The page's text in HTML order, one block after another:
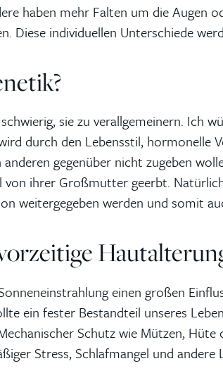
haben mehr Falten um die Augen
Diese individuellen Unterschiede
sie zu verallgemeinern. Ich
durch den Lebensstil, hormonelle
gegenüber nicht zugeben
von ihrer Großmutter geerbt.
weitergegeben werden und somit
einen großen
ein fester Bestandteil unseres
Schutz wie Mützen,
Stress, Schlafmangel und andere